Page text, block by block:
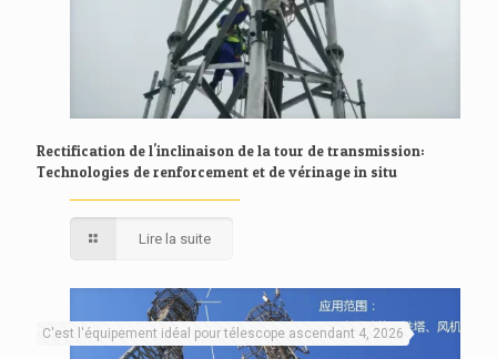
Rectification de l'inclinaison de la tour de transmission:
Technologies de renforcement et de vérinage in situ
Lire la suite
C'est l'équipement idéal pour télescope ascendant 4, 2026